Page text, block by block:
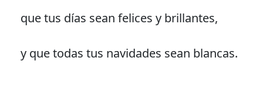
que tus días sean felices y brillantes,
y que todas tus navidades sean blancas.